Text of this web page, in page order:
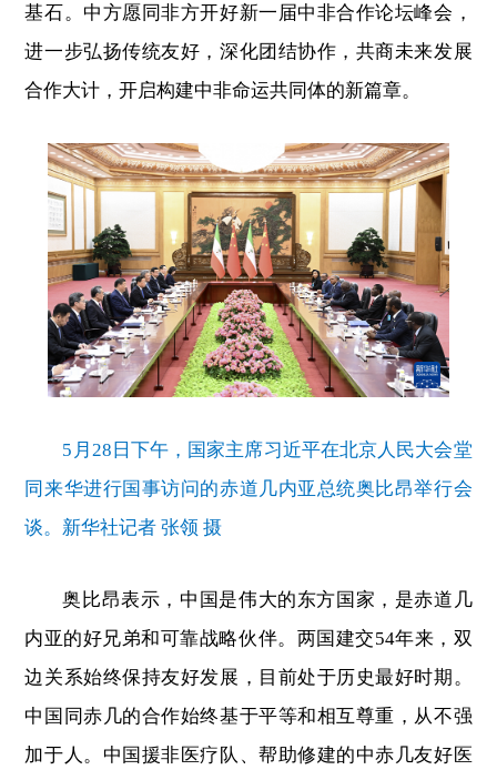
基石。中方愿同非方开好新一届中非合作论坛峰会，
进一步弘扬传统友好，深化团结协作，共商未来发展
合作大计，开启构建中非命运共同体的新篇章。
5月28日下午，国家主席习近平在北京人民大会堂
同来华进行国事访问的赤道几内亚总统奥比昂举行会
谈。新华社记者 张领 摄
奥比昂表示，中国是伟大的东方国家，是赤道几
内亚的好兄弟和可靠战略伙伴。两国建交54年来，双
边关系始终保持友好发展，目前处于历史最好时期。
中国同赤几的合作始终基于平等和相互尊重，从不强
加于人。中国援非医疗队、帮助修建的中赤几友好医